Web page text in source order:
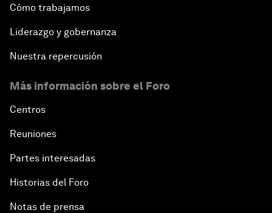
Cómo trabajamos
Liderazgo y gobernanza
Nuestra repercusión
Más información sobre el Foro
Centros
Reuniones
Partes interesadas
Historias del Foro
Notas de prensa